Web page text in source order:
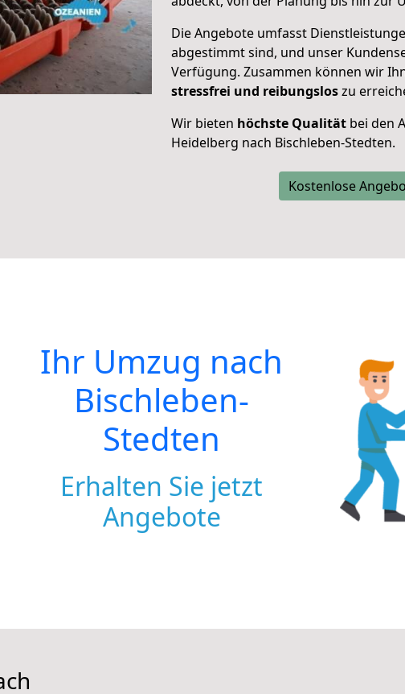
Die Angebote umfasst
abgestimmt sind, und unser
Verfügung. Zusammen können wir
stressfrei und reibungsloszu
Wir bieten höchste Qualität bei den
Heidelberg nach Bischleben-Stedten.
Kostenlose
Ihr Umzug nach
Bischleben-
Stedten
Erhalten Sie jetzt
Angebote